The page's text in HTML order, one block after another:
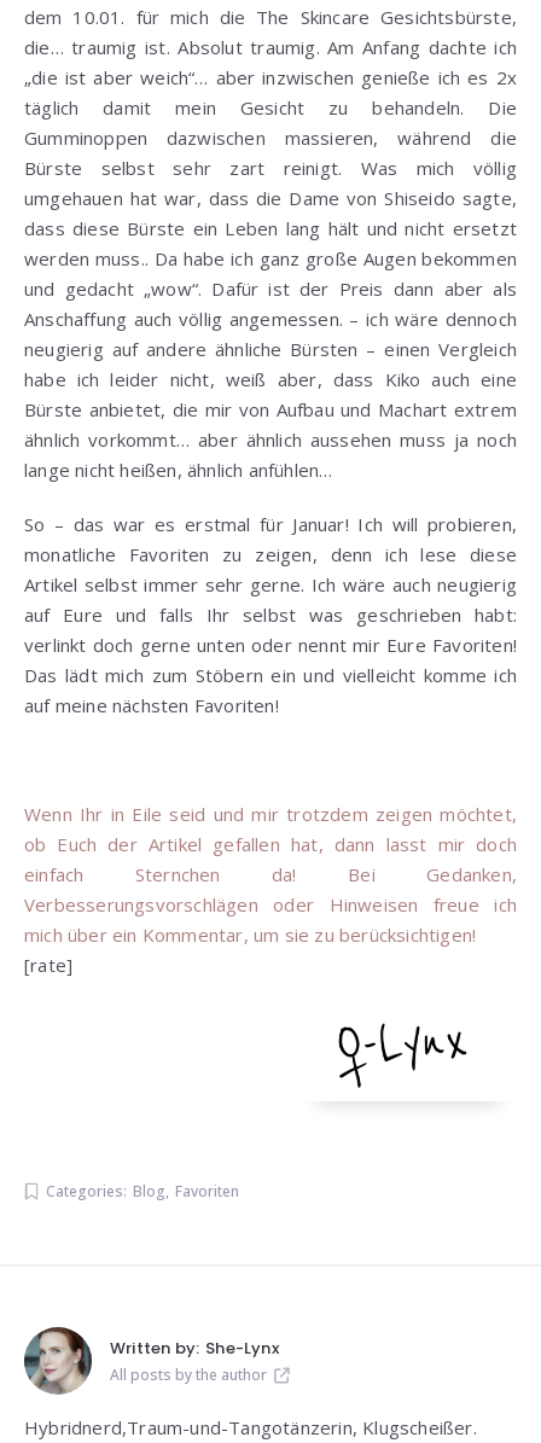
dem 10.01. für mich die The Skincare Gesichtsbürste,
die… traumig ist. Absolut traumig. Am Anfang dachte ich
„die ist aber weich“… aber inzwischen genieße ich es 2x
täglich damit mein Gesicht zu behandeln. Die
Gumminoppen dazwischen massieren, während die
Bürste selbst sehr zart reinigt. Was mich völlig
umgehauen hat war, dass die Dame von Shiseido sagte,
dass diese Bürste ein Leben lang hält und nicht ersetzt
werden muss.. Da habe ich ganz große Augen bekommen
und gedacht „wow“. Dafür ist der Preis dann aber als
Anschaffung auch völlig angemessen. – ich wäre dennoch
neugierig auf andere ähnliche Bürsten – einen Vergleich
habe ich leider nicht, weiß aber, dass Kiko auch eine
Bürste anbietet, die mir von Aufbau und Machart extrem
ähnlich vorkommt… aber ähnlich aussehen muss ja noch
lange nicht heißen, ähnlich anfühlen…
So – das war es erstmal für Januar! Ich will probieren,
monatliche Favoriten zu zeigen, denn ich lese diese
Artikel selbst immer sehr gerne. Ich wäre auch neugierig
auf Eure und falls Ihr selbst was geschrieben habt:
verlinkt doch gerne unten oder nennt mir Eure Favoriten!
Das lädt mich zum Stöbern ein und vielleicht komme ich
auf meine nächsten Favoriten!
Wenn Ihr in Eile seid und mir trotzdem zeigen möchtet,
ob Euch der Artikel gefallen hat, dann lasst mir doch
einfach Sternchen da! Bei Gedanken,
Verbesserungsvorschlägen oder Hinweisen freue ich
mich über ein Kommentar, um sie zu berücksichtigen!
[rate]
Categories: Blog, Favoriten
Written by: She-Lynx
All posts by the author
Hybridnerd,Traum-und-Tangotänzerin, Klugscheißer.